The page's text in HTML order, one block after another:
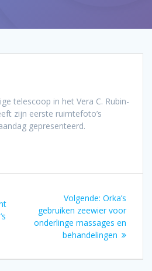
telescoop in het Vera C. Rubin-
zijn eerste ruimtefoto’s
gepresenteerd.
Volgende: Volgend
bericht:
Orka’s
gebruiken zeewier voor
onderlinge massages en
behandelingen